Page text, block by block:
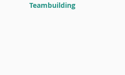
Teambuilding